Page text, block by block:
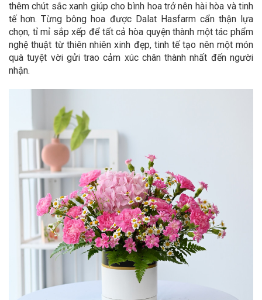
thêm chút sắc xanh giúp cho bình hoa trở nên hài hòa và tinh
tế hơn. Từng bông hoa được Dalat Hasfarm cẩn thận lựa
chọn, tỉ mỉ sắp xếp để tất cả hòa quyện thành một tác phẩm
nghệ thuật từ thiên nhiên xinh đẹp, tinh tế tạo nên một món
quà tuyệt vời gửi trao cảm xúc chân thành nhất đến người
nhận.